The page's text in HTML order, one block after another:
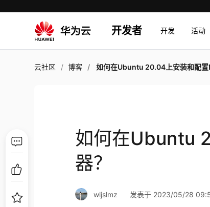
开发者 开发 活动
云社区 博客 如何在Ubuntu 20.04上安装和配置
如何在Ubuntu
器？
wljslmz 发表于 2023/05/28